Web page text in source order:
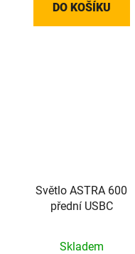
DO KOŠÍKU
Světlo ASTRA 600
přední USBC
Skladem